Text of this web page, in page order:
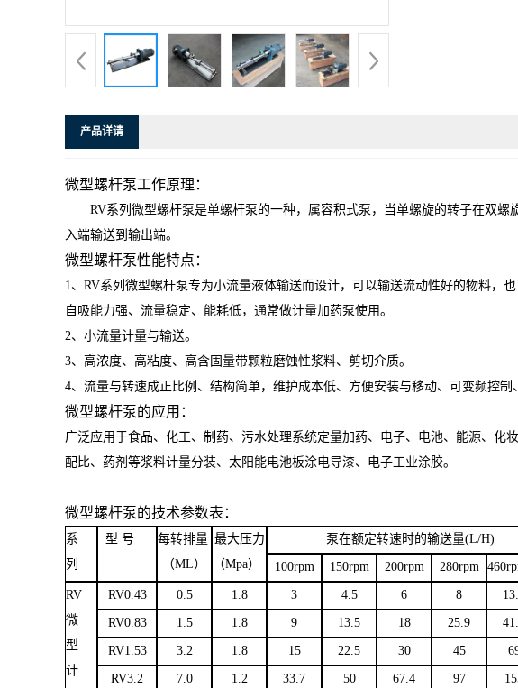
产品详请
微型螺杆泵工作原理：
RV系列微型螺杆泵是单螺杆泵的一种，属容积式泵，当单螺旋的转子在双
入端输送到输出端。
微型螺杆泵性能特点：
1、 RV系列微型螺杆泵专为小流量液体输送而设计，可以输送流动性好的物料，
自吸能力强、流量稳定、能耗低，通常做计量加药泵使用。
2、小流量计量与输送。
3、高浓度、高粘度、高含固量带颗粒磨蚀性浆料、剪切介质。
4、流量与转速成正比例、结构简单，维护成本低、方便安装与移动、可变频控制
微型螺杆泵的应用：
广泛应用于食品、化工、制药、污水处理系统定量加药、电子、电池、能源、化
配比、药剂等浆料计量分装、太阳能电池板涂电导漆、电子工业涂胶。
微型螺杆泵的技术参数表：
系
列
型 号
每转排量
（ML）
最大压力
（Mpa）
泵在额定转速时的输送量(L/H)
100rpm 150rpm 200rpm 280rpm
RV
微
型
计
RV0.43 0.5 1.8 3 4.5 6 8
RV0.83 1.5 1.8 9 13.5 18 25.9
RV1.53 3.2 1.8 15 22.5 30 45
RV3.2 7.0 1.2 33.7 50 67.4 97